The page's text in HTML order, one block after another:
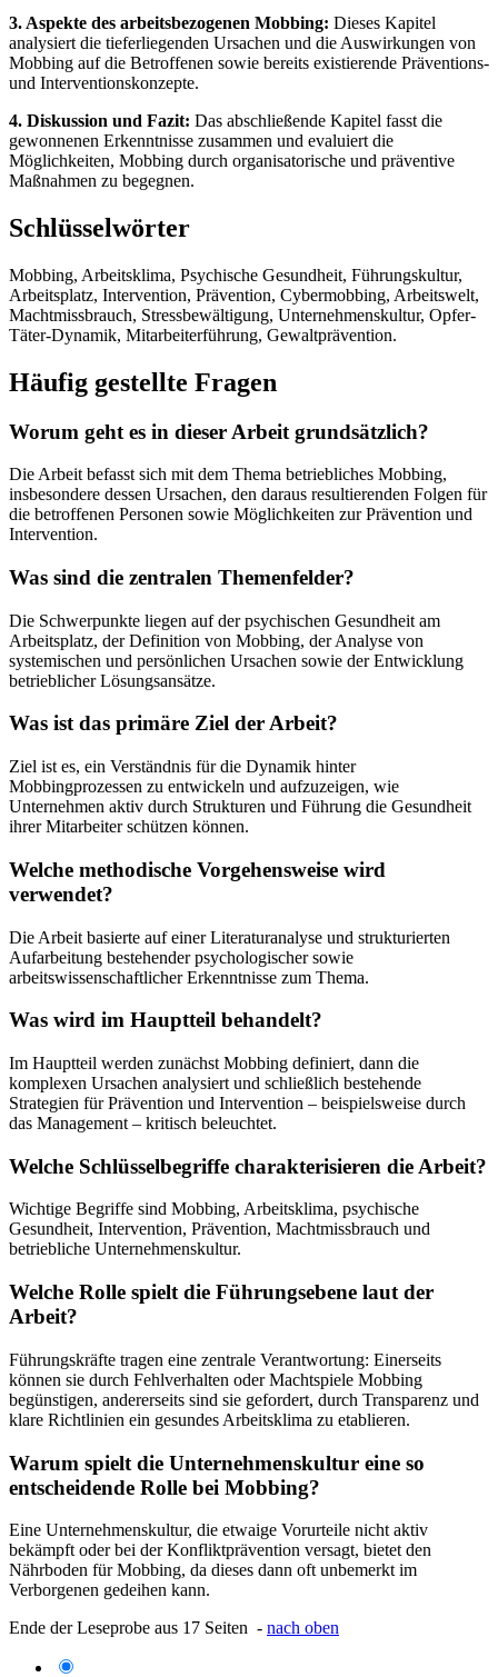
3. Aspekte des arbeitsbezogenen Mobbing: Dieses Kapitel
analysiert die tieferliegenden Ursachen und die Auswirkungen von
Mobbing auf die Betroffenen sowie bereits existierende Präventions-
und Interventionskonzepte.
4. Diskussion und Fazit: Das abschließende Kapitel fasst die
gewonnenen Erkenntnisse zusammen und evaluiert die
Möglichkeiten, Mobbing durch organisatorische und präventive
Maßnahmen zu begegnen.
Schlüsselwörter
Mobbing, Arbeitsklima, Psychische Gesundheit, Führungskultur,
Arbeitsplatz, Intervention, Prävention, Cybermobbing, Arbeitswelt,
Machtmissbrauch, Stressbewältigung, Unternehmenskultur, Opfer-
Täter-Dynamik, Mitarbeiterführung, Gewaltprävention.
Häufig gestellte Fragen
Worum geht es in dieser Arbeit grundsätzlich?
Die Arbeit befasst sich mit dem Thema betriebliches Mobbing,
insbesondere dessen Ursachen, den daraus resultierenden Folgen für
die betroffenen Personen sowie Möglichkeiten zur Prävention und
Intervention.
Was sind die zentralen Themenfelder?
Die Schwerpunkte liegen auf der psychischen Gesundheit am
Arbeitsplatz, der Definition von Mobbing, der Analyse von
systemischen und persönlichen Ursachen sowie der Entwicklung
betrieblicher Lösungsansätze.
Was ist das primäre Ziel der Arbeit?
Ziel ist es, ein Verständnis für die Dynamik hinter
Mobbingprozessen zu entwickeln und aufzuzeigen, wie
Unternehmen aktiv durch Strukturen und Führung die Gesundheit
ihrer Mitarbeiter schützen können.
Welche methodische Vorgehensweise wird
verwendet?
Die Arbeit basierte auf einer Literaturanalyse und strukturierten
Aufarbeitung bestehender psychologischer sowie
arbeitswissenschaftlicher Erkenntnisse zum Thema.
Was wird im Hauptteil behandelt?
Im Hauptteil werden zunächst Mobbing definiert, dann die
komplexen Ursachen analysiert und schließlich bestehende
Strategien für Prävention und Intervention – beispielsweise durch
das Management – kritisch beleuchtet.
Welche Schlüsselbegriffe charakterisieren die Arbeit?
Wichtige Begriffe sind Mobbing, Arbeitsklima, psychische
Gesundheit, Intervention, Prävention, Machtmissbrauch und
betriebliche Unternehmenskultur.
Welche Rolle spielt die Führungsebene laut der
Arbeit?
Führungskräfte tragen eine zentrale Verantwortung: Einerseits
können sie durch Fehlverhalten oder Machtspiele Mobbing
begünstigen, andererseits sind sie gefordert, durch Transparenz und
klare Richtlinien ein gesundes Arbeitsklima zu etablieren.
Warum spielt die Unternehmenskultur eine so
entscheidende Rolle bei Mobbing?
Eine Unternehmenskultur, die etwaige Vorurteile nicht aktiv
bekämpft oder bei der Konfliktprävention versagt, bietet den
Nährboden für Mobbing, da dieses dann oft unbemerkt im
Verborgenen gedeihen kann.
Ende der Leseprobe aus 17 Seiten - nach oben